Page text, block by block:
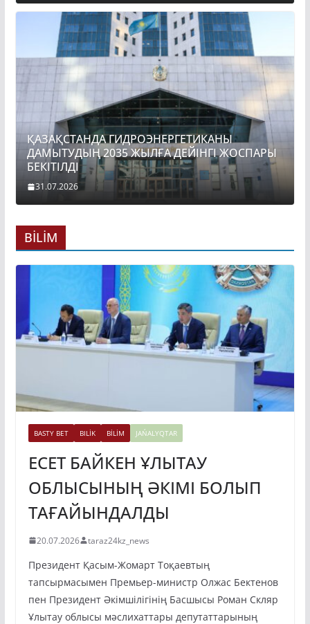
ҚАЗАҚСТАНДА ГИДРОЭНЕРГЕТИКАНЫ
ДАМЫТУДЫҢ 2035 ЖЫЛҒА ДЕЙІНГІ ЖОСПАРЫ
БЕКІТІЛДІ
31.07.2026
BİLİM
BASTY BET BILİK BİLİM JAŃALYQTAR
ЕСЕТ БАЙКЕН ҰЛЫТАУ
ОБЛЫСЫНЫҢ ӘКІМІ БОЛЫП
ТАҒАЙЫНДАЛДЫ
20.07.2026 taraz24kz_news
Президент Қасым-Жомарт Тоқаевтың
тапсырмасымен Премьер-министр Олжас Бектенов
пен Президент Әкімшілігінің Басшысы Роман Скляр
Ұлытау облысы мәслихаттары депутаттарының